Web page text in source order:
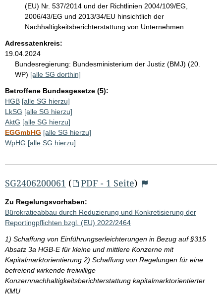
(EU) Nr. 537/2014 und der Richtlinien 2004/109/EG,
2006/43/EG und 2013/34/EU hinsichtlich der
Nachhaltigkeitsberichterstattung von Unternehmen
Adressatenkreis:
19.04.2024
Bundesregierung: Bundesministerium der Justiz (BMJ) (20.
WP) [alle SG dorthin]
Betroffene Bundesgesetze (5):
HGB [alle SG hierzu]
LkSG [alle SG hierzu]
AktG [alle SG hierzu]
EGGmbHG [alle SG hierzu]
WpHG [alle SG hierzu]
SG2406200061 ( PDF - 1 Seite)
Zu Regelungsvorhaben:
Bürokratieabbau durch Reduzierung und Konkretisierung der
Reportingpflichten bzgl. (EU) 2022/2464
1) Schaffung von Einführungserleichterungen in Bezug auf §315
Absatz 3a HGB-E für kleine und mittlere Konzerne mit
Kapitalmarktorientierung 2) Schaffung von Regelungen für eine
befreiend wirkende freiwillige
Konzernnachhaltigkeitsberichterstattung kapitalmarktorientierter
KMU